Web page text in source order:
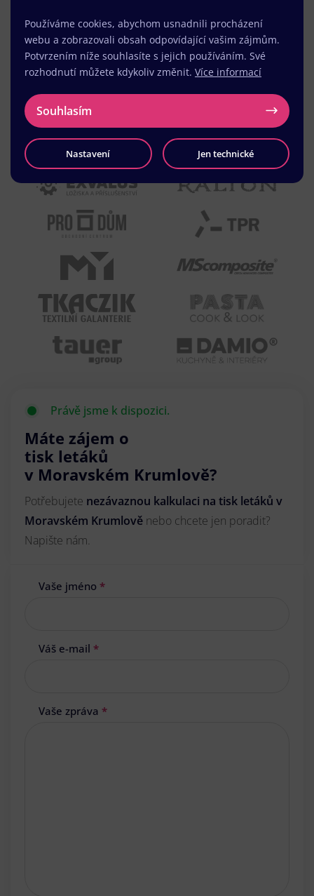
Právě jsme k dispozici.
Máte zájem o
tisk letáků
v Moravském Krumlově?
Potřebujete nezávaznou kalkulaci na tisk letáků v
Moravském Krumlově nebo chcete jen poradit?
Napište nám.
Vaše jméno *
Váš e-mail *
Vaše zpráva *
Používáme cookies, abychom usnadnili procházení
webu a zobrazovali obsah odpovídající vašim zájmům.
Potvrzením níže souhlasíte s jejich používáním. Své
rozhodnutí můžete kdykoliv změnit. Více informací
Souhlasím
Nastavení Jen technické